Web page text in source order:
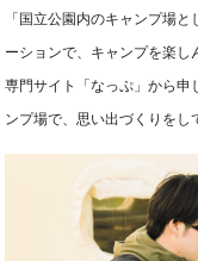
「国立公園内のキャンプ場
ーションで、キャンプを楽
専門サイト「なっぷ」から申
ンプ場で、思い出づくりをし